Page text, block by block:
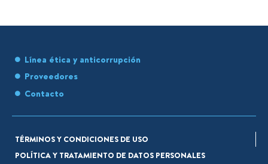
Línea ética y anticorrupción
Proveedores
Contacto
TÉRMINOS Y CONDICIONES DE USO
POLÍTICA Y TRATAMIENTO DE DATOS PERSONALES